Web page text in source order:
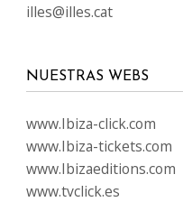
illes@illes.cat
NUESTRAS WEBS
www.Ibiza-click.com
www.Ibiza-tickets.com
www.Ibizaeditions.com
www.tvclick.es